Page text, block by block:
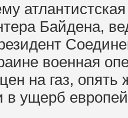
Байдена,
военная
на газ, опять
в ущерб